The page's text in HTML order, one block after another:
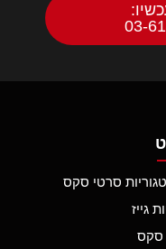
03-
סרטי סקס
גייז
סקס